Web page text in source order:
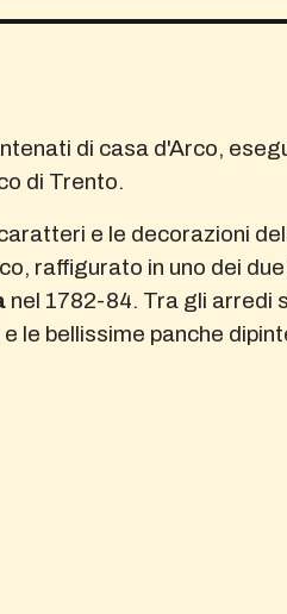
di casa d'Arco,
di Trento.
e le decorazioni
raffigurato in uno dei
nel 1782-84. Tra gli arredi
bellissime panche